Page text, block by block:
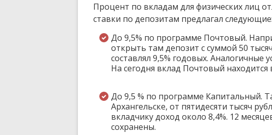
Процент по вкладам для физических лиц
ставки по депозитам предлагал следующие:
До 9,5% по программе Почтовый.
открыть там депозит с суммой 50
составлял 9,5% годовых. Аналогичные
На сегодня вклад Почтовый находится
До 9,5 % по программе Капитальный.
Архангельске, от пятидесяти тысяч
вкладчику доход около 8,4%. 12
сохранены.